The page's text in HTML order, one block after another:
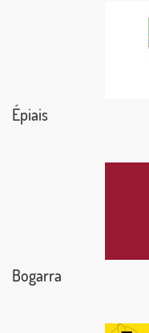
Épiais
Bogarra